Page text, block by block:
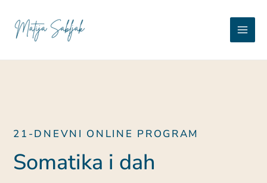
content
21-DNEVNI ONLINE PROGRAM
Somatika i dah